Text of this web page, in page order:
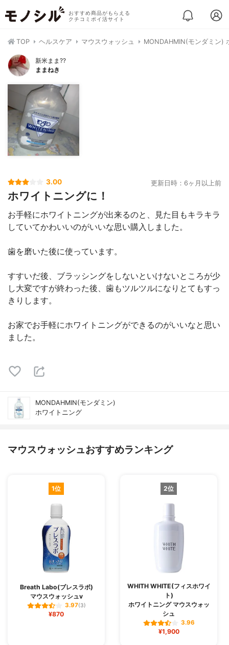
おすすめ商品がもらえる
クチコミポイ活サイト
TOP ヘルスケア マウスウォッシュ MONDAHMIN(モンダミン)
新米まま??
ままねき
3.00 更新日時：6ヶ月以上前
ホワイトニングに！
お手軽にホワイトニングが出来るのと、見た目もキラキラ
していてかわいいのがいいな思い購入しました。
歯を磨いた後に使っています。
すすいだ後、ブラッシングをしないといけないところが少
し大変ですが終わった後、歯もツルツルになりとてもすっ
きりします。
お家でお手軽にホワイトニングができるのがいいなと思い
ました。
MONDAHMIN(モンダミン)
ホワイトニング
マウスウォッシュおすすめランキング
1位
Breath Labo(ブレスラボ)
マウスウォッシュv
3.97(3)
¥870
2位
WHITH WHITE(フィスホワイ
ト)
ホワイトニング マウスウォッ
シュ
3.96
¥1,900